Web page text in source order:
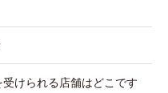
けられる店舗はどこです